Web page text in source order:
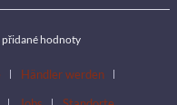
přidané hodnoty
Händler werden